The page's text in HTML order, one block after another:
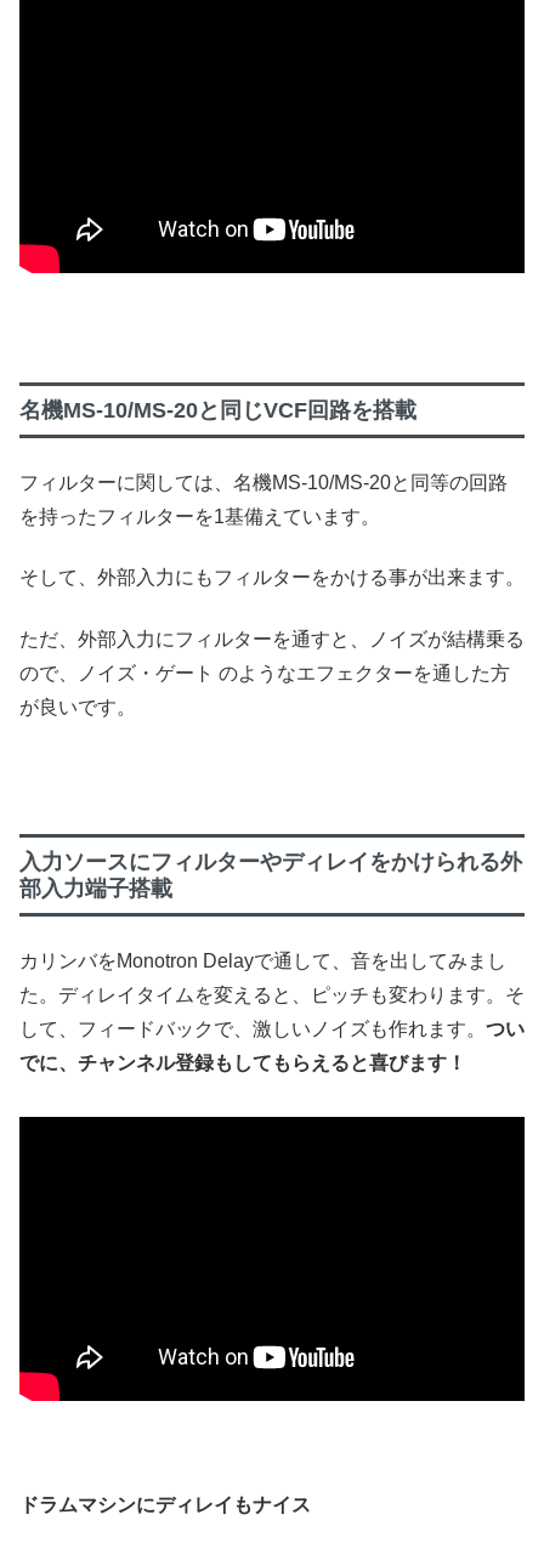
名機MS-10/MS-20と同じVCF回路を搭載
フィルターに関しては、名機MS-10/MS-20と同等の回路
を持ったフィルターを1基備えています。
そして、外部入力にもフィルターをかける事が出来ます。
ただ、外部入力にフィルターを通すと、ノイズが結構乗る
ので、ノイズ・ゲート のようなエフェクターを通した方
が良いです。
入力ソースにフィルターやディレイをかけられる外
部入力端子搭載
カリンバをMonotron Delayで通して、音を出してみまし
た。ディレイタイムを変えると、ピッチも変わります。そ
して、フィードバックで、激しいノイズも作れます。 つい
でに、チャンネル登録もしてもらえると喜びます！
ドラムマシンにディレイもナイス